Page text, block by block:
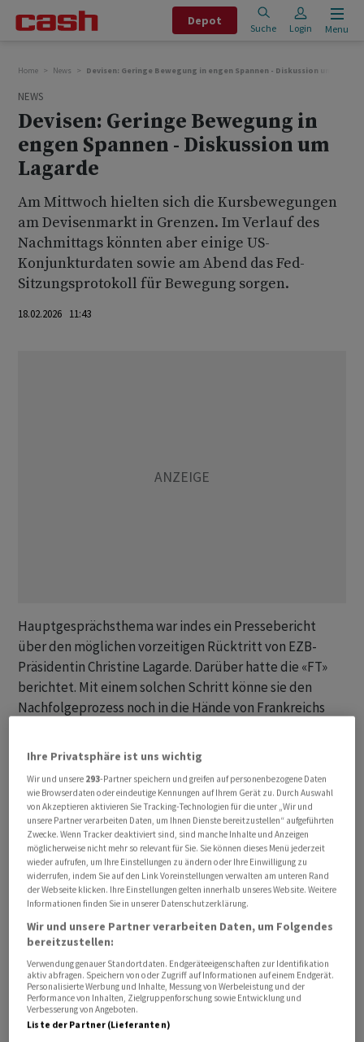
Depot
Suche Login Menu
Home News Devisen: Geringe Bewegung in engen Spannen - Diskussion um
NEWS
Devisen: Geringe Bewegung in
engen Spannen - Diskussion um
Lagarde
Am Mittwoch hielten sich die Kursbewegungen
am Devisenmarkt in Grenzen. Im Verlauf des
Nachmittags könnten aber einige US-
Konjunkturdaten sowie am Abend das Fed-
Sitzungsprotokoll für Bewegung sorgen.
18.02.2026 11:43
Hauptgesprächsthema war indes ein Pressebericht
über den möglichen vorzeitigen Rücktritt von EZB-
Präsidentin Christine Lagarde. Darüber hatte die «FT»
berichtet. Mit einem solchen Schritt könne sie den
Nachfolgeprozess noch in die Hände von Frankreichs
Kanzler Friedrich Merz legen. Von der EZB verlautete
indes, dass Lagarde noch keine Entscheidung über das
Ende ihrer Amtszeit getroffen habe.
Analysten nutzten die Berichte für erste
Gedankenspiele um einen Nachfolger. So hält es die ING
beispielsweise für unwahrscheinlich, dass ein Kandidat
aus Deutschland die Nachfolge antritt, da mit Ursula
von der Leyen bereits die EU-
Kommissionspräsidentschaft in deutscher Hand liege.
Auch ein erneuter französischer EZB-Präsident nach
Jean-Claude Trichet und Lagarde sei wohl
auszuschliessen. Die Analysten sehen im Niederländer
Klaas Knot einen Geheimfavoriten. So oder so ändere
diese Diskussion wohl nichts an der aktuellen
Ihre Privatsphäre ist uns wichtig
Wir und unsere 293-Partner speichern und greifen auf personenbezogene Daten
wie Browserdaten oder eindeutige Kennungen auf Ihrem Gerät zu. Durch Auswahl
von Akzeptieren aktivieren Sie Tracking-Technologien für die unter „Wir und
unsere Partner verarbeiten Daten, um Ihnen Dienste bereitzustellen“ aufgeführten
Zwecke. Wenn Tracker deaktiviert sind, sind manche Inhalte und Anzeigen
möglicherweise nicht mehr so relevant für Sie. Sie können dieses Menü jederzeit
wieder aufrufen, um Ihre Einstellungen zu ändern oder Ihre Einwilligung zu
widerrufen, indem Sie auf den Link Voreinstellungen verwalten am unteren Rand
der Webseite klicken. Ihre Einstellungen gelten innerhalb unseres Website. Weitere
Informationen finden Sie in unserer Datenschutzerklärung.
Wir und unsere Partner verarbeiten Daten, um Folgendes
bereitzustellen:
Verwendung genauer Standortdaten. Endgeräteeigenschaften zur Identifikation
aktiv abfragen. Speichern von oder Zugriff auf Informationen auf einem Endgerät.
Personalisierte Werbung und Inhalte, Messung von Werbeleistung und der
Performance von Inhalten, Zielgruppenforschung sowie Entwicklung und
Verbesserung von Angeboten.
Liste der Partner (Lieferanten)